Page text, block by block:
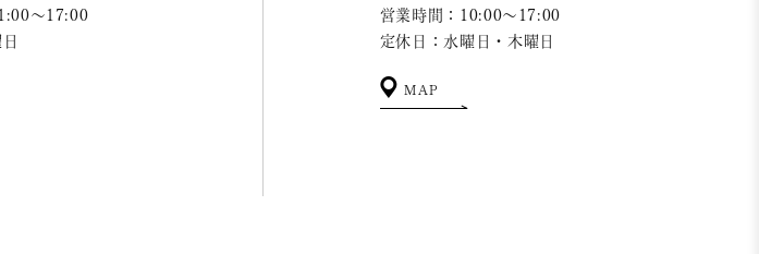
～17:00
営業時間：10:00～17:00
定休日：水曜日・木曜日
MAP